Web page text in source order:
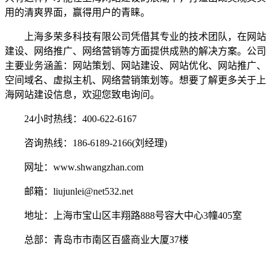
用的清爽界面，赢得用户的青睐。
上海多荣多科技有限公司凭借其专业的技术团队，在网站
建设、网络推广、网络营销等方面提供成熟的解决方案。公司
主要业务涵盖：网站策划、网站建设、网站优化、网站推广、
空间域名、虚拟主机、网络营销策划等。想要了解更多关于上
海网站建设信息，欢迎您致电询问。
24小时热线：400-622-6167
咨询热线：186-6189-2166(刘经理)
网址：www.shwangzhan.com
邮箱：liujunlei@net532.net
地址：上海市宝山区丰翔路888号容大中心3幢405室
总部：青岛市市南区百盛商业大厦37楼